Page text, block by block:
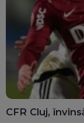
CFR Cluj,